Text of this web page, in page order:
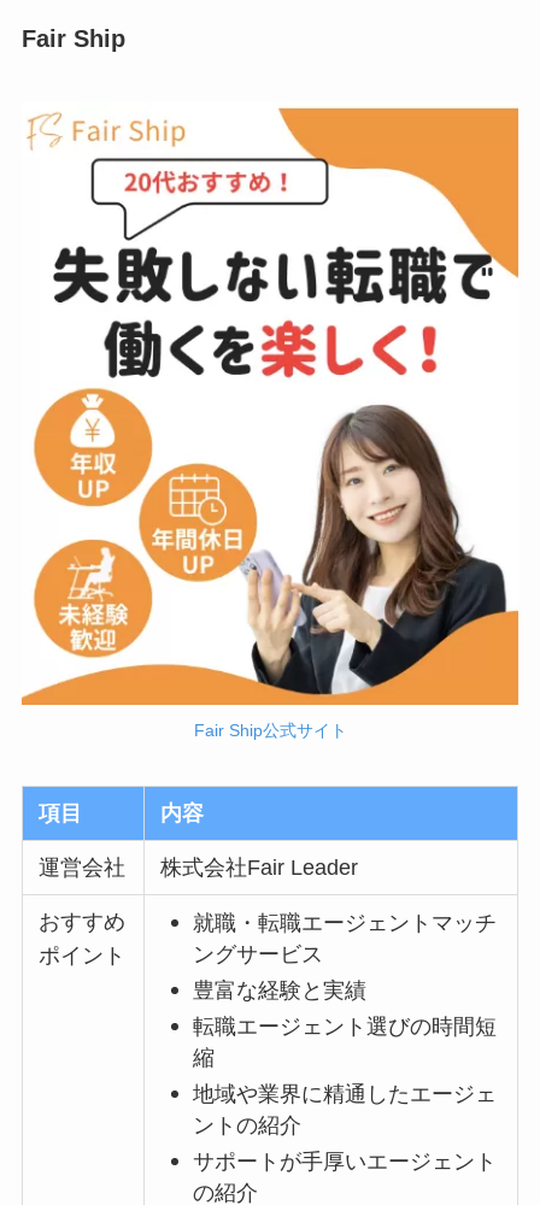
Fair Ship
Fair Ship公式サイト
項目 内容
運営会社 株式会社Fair Leader
おすすめ
ポイント
就職・転職エージェントマッチ
ングサービス
豊富な経験と実績
転職エージェント選びの時間短
縮
地域や業界に精通したエージェ
ントの紹介
サポートが手厚いエージェント
の紹介